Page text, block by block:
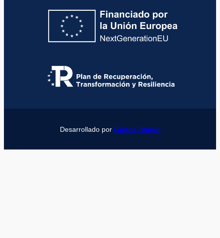
Desarrollado por Girona Studio